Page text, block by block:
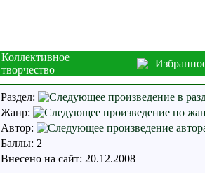
Коллективное
творчество
Раздел:
Жанр:
Автор:
Баллы: 2
Внесено на сайт: 20.12.2008